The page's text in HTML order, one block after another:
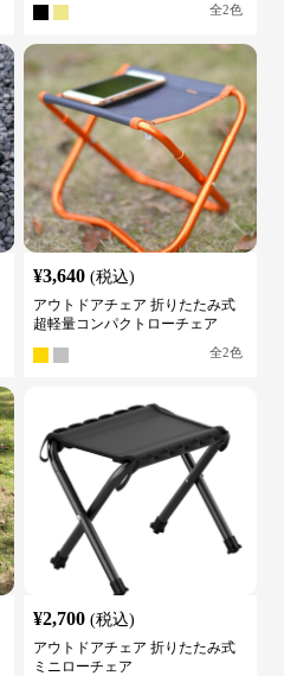
全2色
¥3,640 (税込)
アウトドアチェア 折りたたみ式
超軽量コンパクトローチェア
全2色
¥2,700 (税込)
アウトドアチェア 折りたたみ式
ミニローチェア